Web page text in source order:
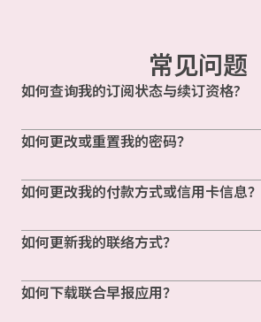
常见问题
如何查询我的订阅状态与续订资格?
如何更改或重置我的密码？
如何更改我的付款方式或信用卡信息？
如何更新我的联络方式？
如何下载联合早报应用？